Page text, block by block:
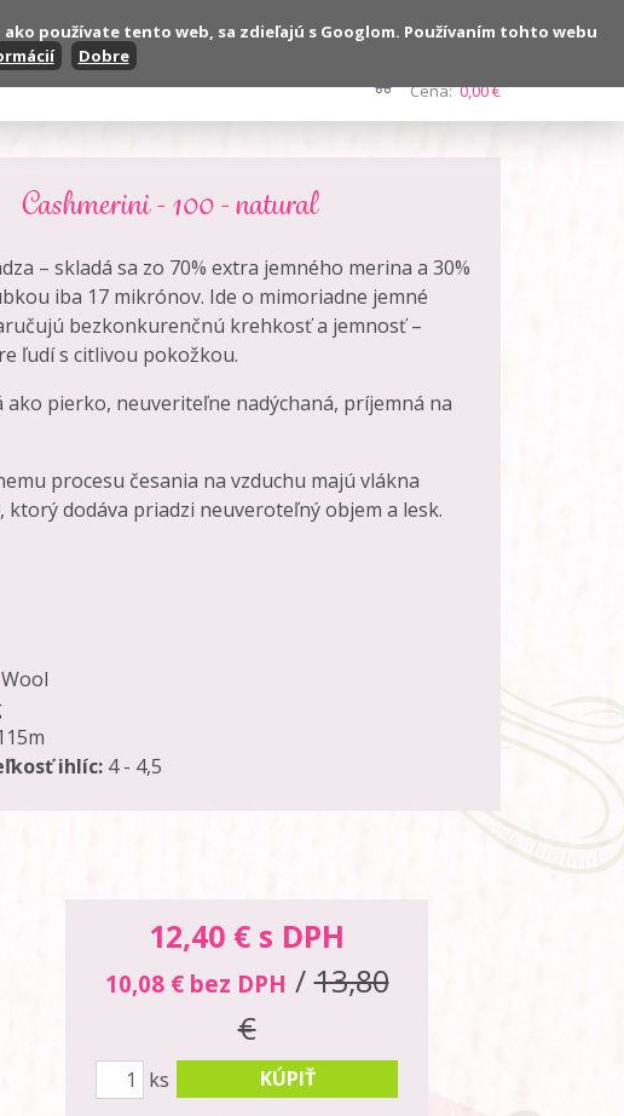
Kontakt
Cena:0,00 €
Cashmerini - 100 - natural
– skladá sa zo 70% extra jemného merina a 30%
iba 17 mikrónov. Ide o mimoriadne jemné
bezkonkurenčnú krehkosť a jemnosť –
ľudí s citlivou pokožkou.
ako pierko, neuveriteľne nadýchaná, príjemná na
procesu česania na vzduchu majú vlákna
ktorý dodáva priadzi neuveroteľný objem a lesk.
ihlíc: 4 - 4,5
12,40 € s DPH
10,08 € bez DPH /13,80
€
ks
KÚPIŤ
používate tento web, sa zdieľajú s Googlom. Používaním tohto webu
Dobre